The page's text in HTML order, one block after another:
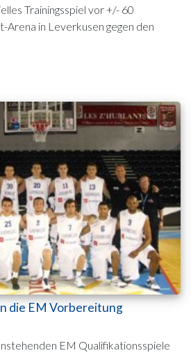
Trainingsspiel vor +/- 60
Arena in Leverkusen gegen den
die EM Vorbereitung
EM Qualifikationsspiele